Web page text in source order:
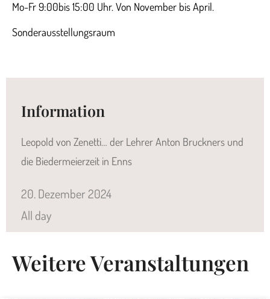
Mo-Fr 9:00bis 15:00 Uhr. Von November bis April.
Sonderausstellungsraum
Information
Leopold von Zenetti… der Lehrer Anton Bruckners und
die Biedermeierzeit in Enns
20.Dezember2024
All day
Weitere Veranstaltungen